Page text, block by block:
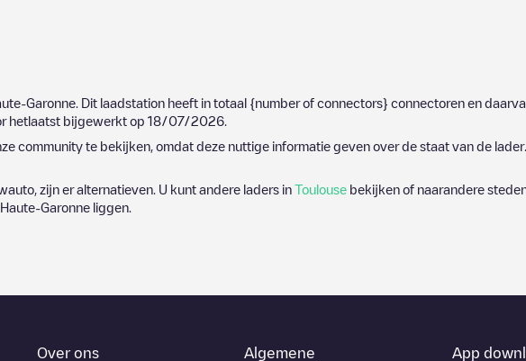
Garonne . Dit laadstation heeft in totaal {number of connectors} connectoren en
hetlaatst bijgewerkt op 18/07/2026
community te bekijken, omdat deze nuttige informatie geven over de staat van de
zijn er alternatieven. U kunt andere laders in Toulouse bekijken of naarandere
Haute-Garonne liggen.
Over ons
Algemene
App